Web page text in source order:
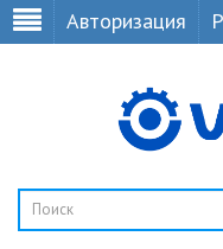
Авторизация